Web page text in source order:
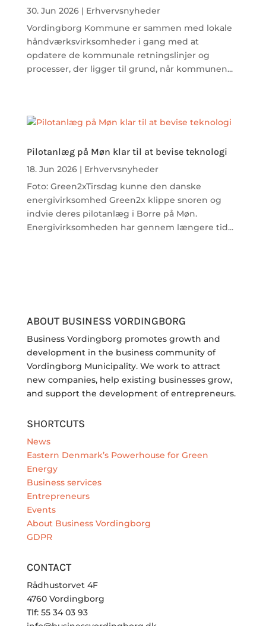
30. Jun 2026| Erhvervsnyheder
Vordingborg Kommune er sammen med lokale
håndværksvirksomheder i gang med at
opdatere de kommunale retningslinjer og
processer, der ligger til grund, når kommunen...
Pilotanlæg på Møn klar til at bevise teknologi
18. Jun 2026| Erhvervsnyheder
Foto: Green2xTirsdag kunne den danske
energivirksomhed Green2x klippe snoren og
indvie deres pilotanlæg i Borre på Møn.
Energivirksomheden har gennem længere tid...
ABOUT BUSINESS VORDINGBORG
Business Vordingborg promotes growth and
development in the business community of
Vordingborg Municipality. We work to attract
new companies, help existing businesses grow,
and support the development of entrepreneurs.
SHORTCUTS
News
Eastern Denmark’s Powerhouse for Green
Energy
Business services
Entrepreneurs
Events
About Business Vordingborg
GDPR
CONTACT
Rådhustorvet 4F
4760 Vordingborg
Tlf: 55 34 03 93